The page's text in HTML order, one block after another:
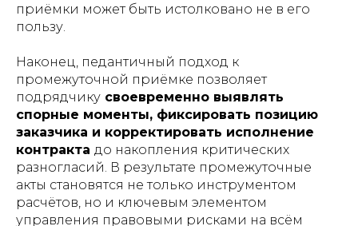
приёмки может быть истолковано не в его
пользу.
Наконец, педантичный подход к
промежуточной приёмке позволяет
подрядчику своевременно выявлять
спорные моменты, фиксировать позицию
заказчика и корректировать исполнение
контракта до накопления критических
разногласий. В результате промежуточные
акты становятся не только инструментом
расчётов, но и ключевым элементом
управления правовыми рисками на всём